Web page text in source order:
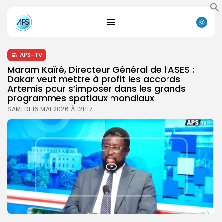
APS-TV
Maram Kaïré, Directeur Général de l’ASES :
Dakar veut mettre à profit les accords
Artemis pour s’imposer dans les grands
programmes spatiaux mondiaux
SAMEDI 16 MAI 2026 À 12H17